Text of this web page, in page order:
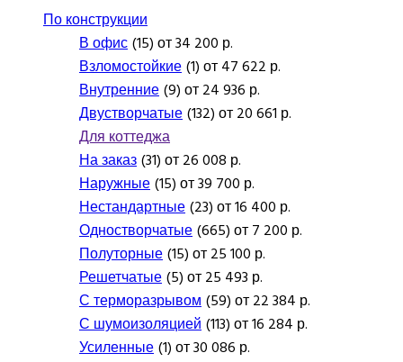
По конструкции
В офис(15) от 34 200 р.
Взломостойкие(1) от 47 622 р.
Внутренние(9) от 24 936 р.
Двустворчатые(132) от 20 661 р.
Для коттеджа
На заказ(31) от 26 008 р.
Наружные(15) от 39 700 р.
Нестандартные(23) от 16 400 р.
Одностворчатые(665) от 7 200 р.
Полуторные(15) от 25 100 р.
Решетчатые(5) от 25 493 р.
С терморазрывом(59) от 22 384 р.
С шумоизоляцией(113) от 16 284 р.
Усиленные(1) от 30 086 р.